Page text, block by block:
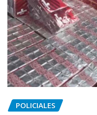
POLICIALES